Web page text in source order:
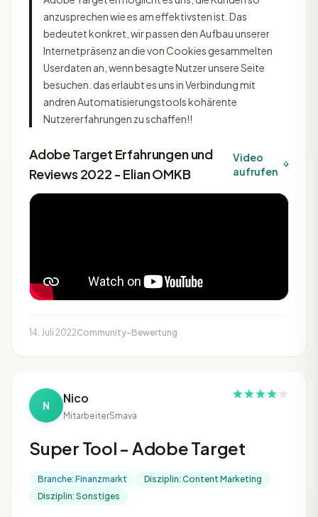
anzusprechen wie es am effektivsten ist. Das
bedeutet konkret, wir passen den Aufbau unserer
Internetpräsenz an die von Cookies gesammelten
Userdaten an, wenn besagte Nutzer unsere Seite
besuchen. das erlaubt es uns in Verbindung mit
andren Automatisierungstools kohärente
Nutzererfahrungen zu schaffen!!
Adobe Target Erfahrungen und
Reviews 2022 - Elian OMKB
Video
aufrufen
14. Juli 2022Community-Bewertung
N Nico
MitarbeiterSmava
Super Tool - Adobe Target
Branche: Finanzmarkt
Disziplin: Content Marketing
Disziplin: Sonstiges